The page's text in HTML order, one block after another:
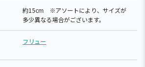
約15cm ※アソートにより、サイズが
多少異なる場合がございます。
フリュー